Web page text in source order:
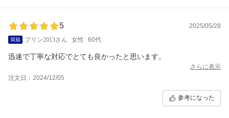
5
2025/05/28
プリン2013さん
女性 60代
迅速で丁寧な対応でとても良かったと思います。
さらに表示
注文日：2024/12/05
参考になった